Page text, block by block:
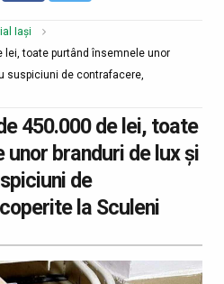
Iași
lei, toate purtând însemnele unor
suspiciuni de contrafacere,
450.000 de lei, toate
branduri de lux şi
de
la Sculeni